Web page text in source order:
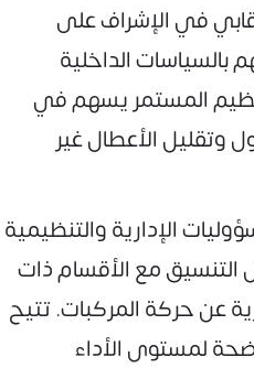
في الإشراف على
بالسياسات الداخلية
المستمر يسهم في
وتقليل الأعطال غير
الإدارية والتنظيمية
التنسيق مع الأقسام ذات
عن حركة المركبات. تتيح
لمستوى الأداء